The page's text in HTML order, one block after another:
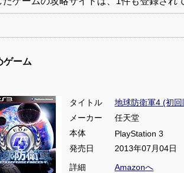
ゲーム
タイトル
地球防衛軍4 (初
メーカー
任天堂
本体
PlayStation 3
発売日
2013年07月04日
詳細
Amazonへ